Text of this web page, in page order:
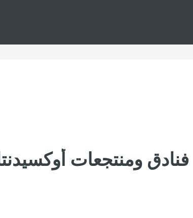
فنادق ومنتجعات